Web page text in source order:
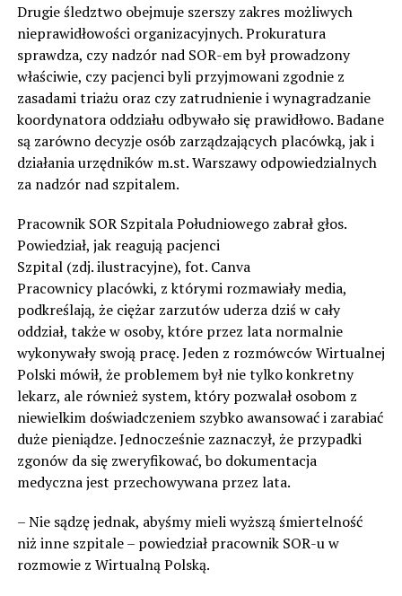
Drugie śledztwo obejmuje szerszy zakres możliwych
nieprawidłowości organizacyjnych. Prokuratura
sprawdza, czy nadzór nad SOR-em był prowadzony
właściwie, czy pacjenci byli przyjmowani zgodnie z
zasadami triażu oraz czy zatrudnienie i wynagradzanie
koordynatora oddziału odbywało się prawidłowo. Badane
są zarówno decyzje osób zarządzających placówką, jak i
działania urzędników m.st. Warszawy odpowiedzialnych
za nadzór nad szpitalem.
Pracownik SOR Szpitala Południowego zabrał głos.
Powiedział, jak reagują pacjenci
Szpital (zdj. ilustracyjne), fot. Canva
Pracownicy placówki, z którymi rozmawiały media,
podkreślają, że ciężar zarzutów uderza dziś w cały
oddział, także w osoby, które przez lata normalnie
wykonywały swoją pracę. Jeden z rozmówców Wirtualnej
Polski mówił, że problemem był nie tylko konkretny
lekarz, ale również system, który pozwalał osobom z
niewielkim doświadczeniem szybko awansować i zarabiać
duże pieniądze. Jednocześnie zaznaczył, że przypadki
zgonów da się zweryfikować, bo dokumentacja
medyczna jest przechowywana przez lata.
– Nie sądzę jednak, abyśmy mieli wyższą śmiertelność
niż inne szpitale – powiedział pracownik SOR-u w
rozmowie z Wirtualną Polską.